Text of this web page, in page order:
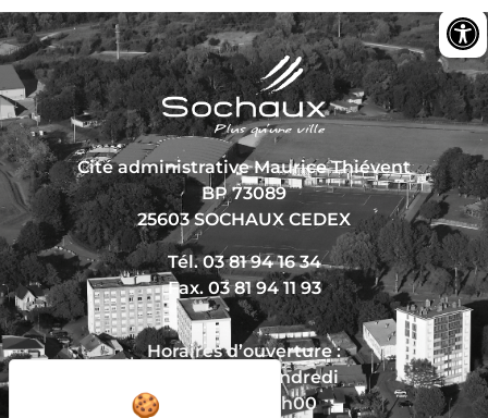
Cité administrative Maurice Thiévent
BP 73089
25603 SOCHAUX CEDEX
Tél. 03 81 94 16 34
Fax. 03 81 94 11 93
Horaires d’ouverture :
Du lundi au vendredi
De 8h30 à 12h00